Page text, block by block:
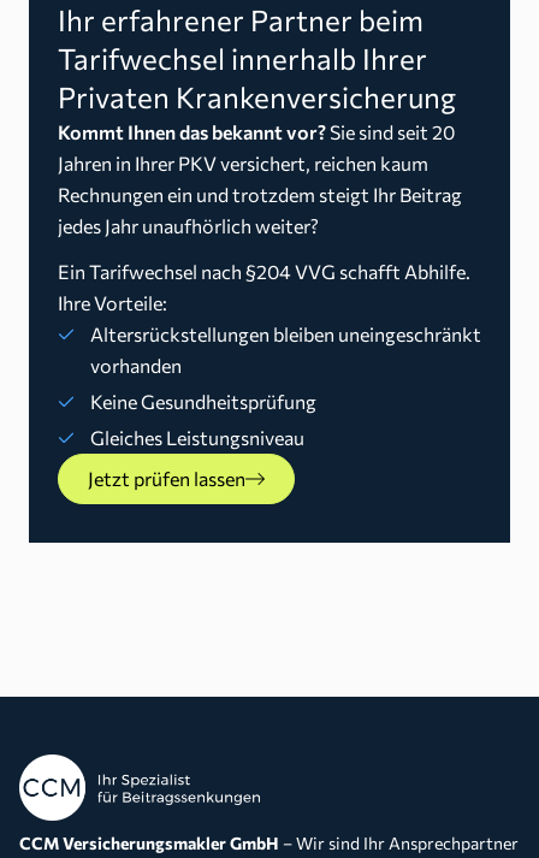
Ihr erfahrener Partner beim
Tarifwechsel innerhalb Ihrer
Privaten Krankenversicherung
Kommt Ihnen das bekannt vor? Sie sind seit 20
Jahren in Ihrer PKV versichert, reichen kaum
Rechnungen ein und trotzdem steigt Ihr Beitrag
jedes Jahr unaufhörlich weiter?
Ein Tarifwechsel nach §204 VVG schafft Abhilfe.
Ihre Vorteile:
Altersrückstellungen bleiben uneingeschränkt
vorhanden
Keine Gesundheitsprüfung
Gleiches Leistungsniveau
Jetzt prüfen lassen
CCM Versicherungsmakler GmbH – Wir sind Ihr Ansprechpartner